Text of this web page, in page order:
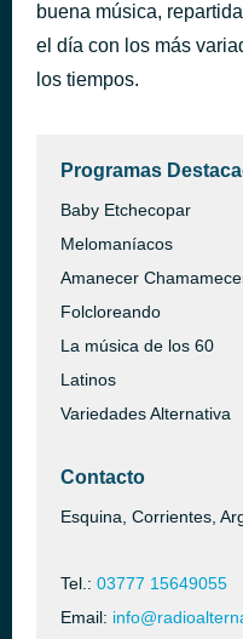
buena música,
el día con los más
los tiempos.
Programas
Baby Etchecopar
Melomaníacos
Amanecer
Folcloreando
La música de los 60
Latinos
Variedades Alternativa
Contacto
Esquina, Corrientes,
Tel.: 03777 15649055
Email: